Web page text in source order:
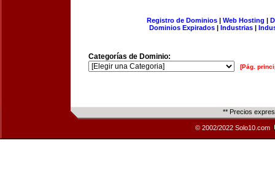
Registro de Dominios| Web Hosting |
Dominios Expirados | Industrias |
Categorías de Dominio:
[Pág.
** Precios
© 2002/2022 Solo10.com